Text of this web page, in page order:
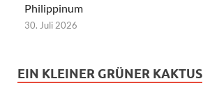
Philippinum
30. Juli 2026
EIN KLEINER GRÜNER KAKTUS